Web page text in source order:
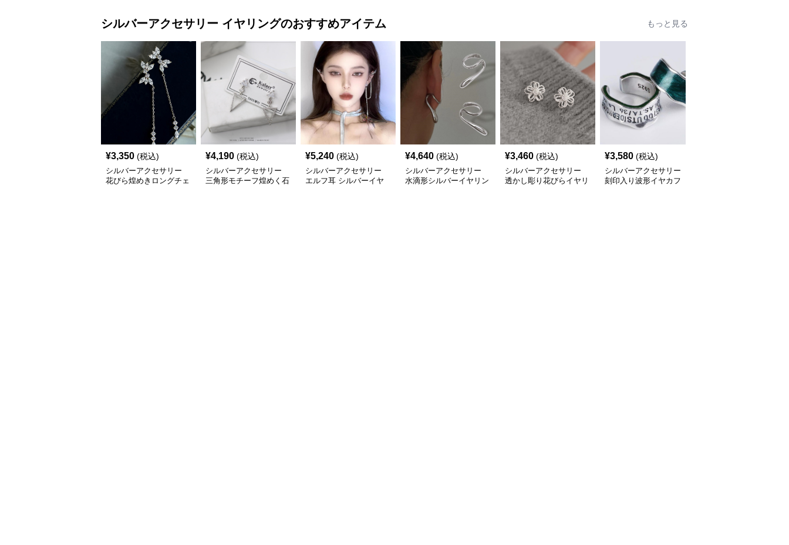
シルバーアクセサリー イヤリングのおすすめアイテム もっと見る
¥3,350 (税込)
シルバーアクセサリー
花びら煌めきロングチェ
¥4,190 (税込)
シルバーアクセサリー
三角形モチーフ煌めく石
¥5,240 (税込)
シルバーアクセサリー
エルフ耳 シルバーイヤ
¥4,640 (税込)
シルバーアクセサリー
水滴形シルバーイヤリン
¥3,460 (税込)
シルバーアクセサリー
透かし彫り花びらイヤリ
¥3,580 (税込)
シルバーアクセサリー
刻印入り波形イヤカフ